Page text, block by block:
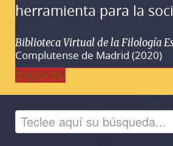
herramienta para la
Biblioteca Virtual de la Filología
Complutense de Madrid (2020)
Toggle Bar